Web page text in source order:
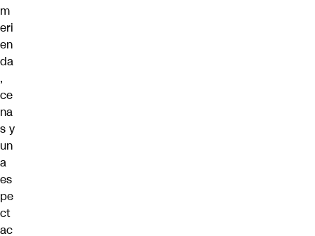
m
eri
en
da
,
ce
na
s y
un
a
es
pe
ct
ac